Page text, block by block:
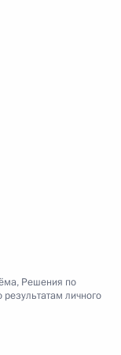
, Решения по
личного